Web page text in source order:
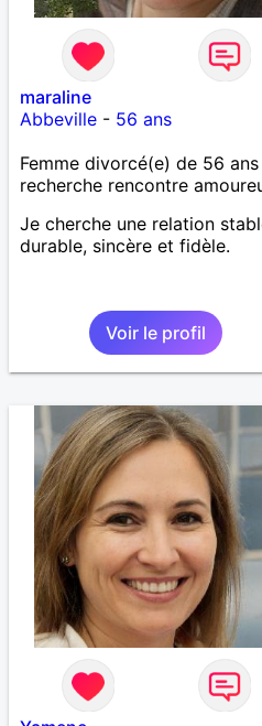
maraline
Abbeville- 56 ans
Femme divorcé(e) de 56 ans
recherche rencontre
Je cherche une relation
durable, sincère et fidèle.
Voir le profil